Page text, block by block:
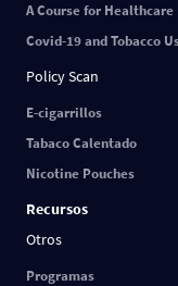
A Course for
Covid-19 and Tobacco
Policy Scan
E-cigarrillos
Tabaco Calentado
Nicotine Pouches
Recursos
Otros
Programas